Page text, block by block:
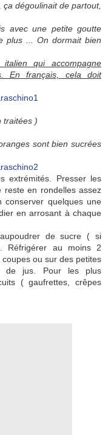
dégoulinait de partout,
avec une petite goutte
plus ... On dormait bien
qui accompagne
En français, cela doit
traitées )
sont bien sucrées
extrémités. Presser les
reste en rondelles assez
quelques une
en arrosant à chaque
de sucre ( si
Réfrigérer au moins 2
ou sur des petites
de jus. Pour les plus
( gaufrettes, crêpes